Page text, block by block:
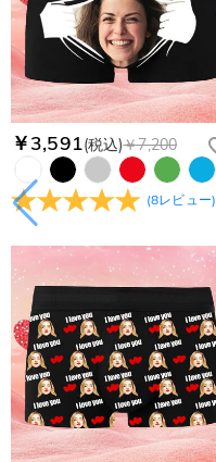
￥3,591(税込)￥7,200
(8レビュー)